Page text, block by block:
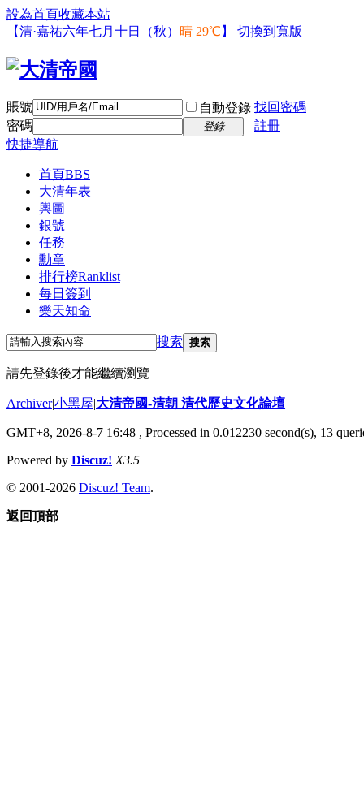
設為首頁收藏本站
【清·嘉祐六年七月十日（秋） 晴 29℃ 】 切換到寬版
賬號 自動登錄 找回密碼
密碼
登錄
註冊
快捷導航
首頁BBS
大清年表
輿圖
銀號
任務
勳章
排行榜Ranklist
每日簽到
樂天知命
搜索 搜索
請先登錄後才能繼續瀏覽
Archiver|小黑屋|大清帝國-清朝 清代歷史文化論壇
GMT+8, 2026-8-7 16:48 , Processed in 0.012230 second(s), 13
Powered by Discuz! X3.5
© 2001-2026 Discuz! Team.
返回頂部